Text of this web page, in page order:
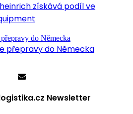
získává podíl ve
přepravy do Německa
Newsletter